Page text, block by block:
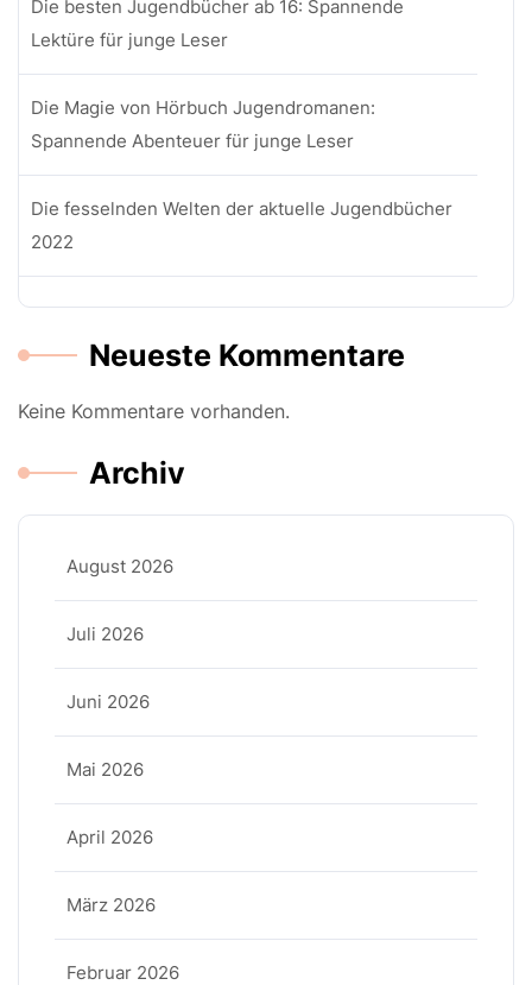
Die besten Jugendbücher ab 16: Spannende
Lektüre für junge Leser
Die Magie von Hörbuch Jugendromanen:
Spannende Abenteuer für junge Leser
Die fesselnden Welten der aktuelle Jugendbücher
2022
Neueste Kommentare
Keine Kommentare vorhanden.
Archiv
August 2026
Juli 2026
Juni 2026
Mai 2026
April 2026
März 2026
Februar 2026